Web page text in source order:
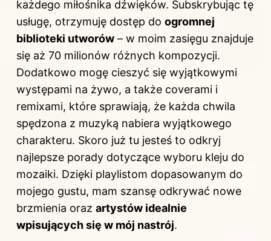
każdego miłośnika dźwięków. Subskrybując tę
usługę, otrzymuję dostęp do ogromnej
biblioteki utworów – w moim zasięgu znajduje
się aż 70 milionów różnych kompozycji.
Dodatkowo mogę cieszyć się wyjątkowymi
występami na żywo, a także coverami i
remixami, które sprawiają, że każda chwila
spędzona z muzyką nabiera wyjątkowego
charakteru. Skoro już tu jesteś to odkryj
najlepsze porady dotyczące wyboru kleju do
mozaiki. Dzięki playlistom dopasowanym do
mojego gustu, mam szansę odkrywać nowe
brzmienia oraz artystów idealnie
wpisujących się w mój nastrój.